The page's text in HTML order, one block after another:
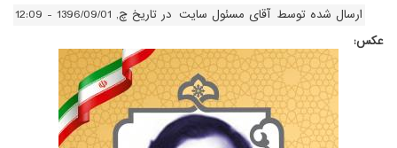
ارسال شده توسط آقای مسئول سایت در تاریخ چ, 1396/09/01 - 12:09
عکس: